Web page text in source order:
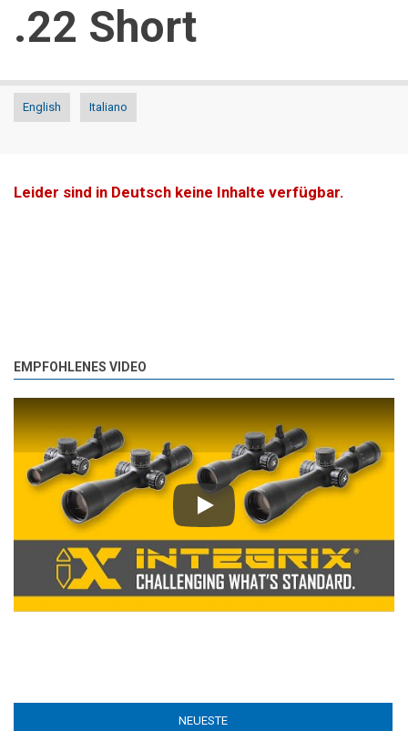
.22 Short
English Italiano
Leider sind in Deutsch keine Inhalte verfügbar.
EMPFOHLENES VIDEO
Play
NEUESTE